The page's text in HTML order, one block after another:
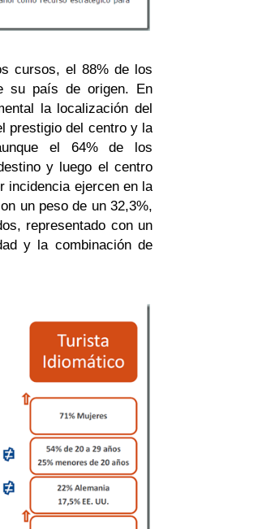
cursos, el 88% de los
su país de origen. En
la localización del
prestigio del centro y la
el 64% de los
y luego el centro
incidencia ejercen en la
un peso de un 32,3%,
representado con un
y la combinación de